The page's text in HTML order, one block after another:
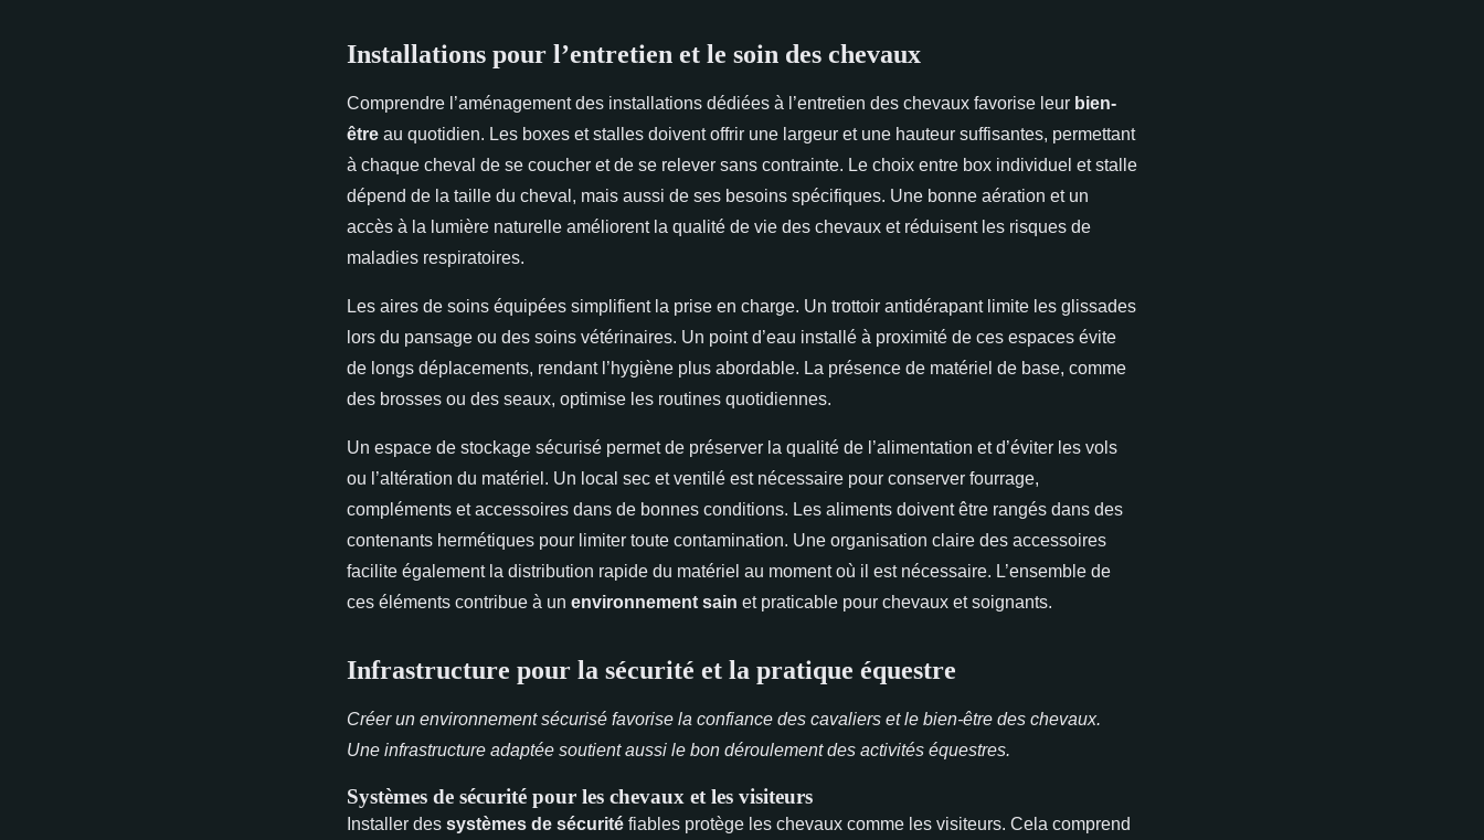
Installations pour l’entretien et le soin des chevaux
Comprendre l’aménagement des installations dédiées à l’entretien des chevaux favorise leur bien-
être au quotidien. Les boxes et stalles doivent offrir une largeur et une hauteur suffisantes, permettant
à chaque cheval de se coucher et de se relever sans contrainte. Le choix entre box individuel et stalle
dépend de la taille du cheval, mais aussi de ses besoins spécifiques. Une bonne aération et un
accès à la lumière naturelle améliorent la qualité de vie des chevaux et réduisent les risques de
maladies respiratoires.
Les aires de soins équipées simplifient la prise en charge. Un trottoir antidérapant limite les glissades
lors du pansage ou des soins vétérinaires. Un point d’eau installé à proximité de ces espaces évite
de longs déplacements, rendant l’hygiène plus abordable. La présence de matériel de base, comme
des brosses ou des seaux, optimise les routines quotidiennes.
Un espace de stockage sécurisé permet de préserver la qualité de l’alimentation et d’éviter les vols
ou l’altération du matériel. Un local sec et ventilé est nécessaire pour conserver fourrage,
compléments et accessoires dans de bonnes conditions. Les aliments doivent être rangés dans des
contenants hermétiques pour limiter toute contamination. Une organisation claire des accessoires
facilite également la distribution rapide du matériel au moment où il est nécessaire. L’ensemble de
ces éléments contribue à un environnement sain et praticable pour chevaux et soignants.
Infrastructure pour la sécurité et la pratique équestre
Créer un environnement sécurisé favorise la confiance des cavaliers et le bien-être des chevaux.
Une infrastructure adaptée soutient aussi le bon déroulement des activités équestres.
Systèmes de sécurité pour les chevaux et les visiteurs
Installer des systèmes de sécurité fiables protège les chevaux comme les visiteurs. Cela comprend